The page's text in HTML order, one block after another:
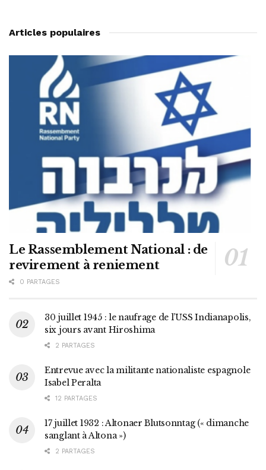
Articles populaires
Le Rassemblement National : de
revirement à reniement
0 PARTAGES
30 juillet 1945 : le naufrage de l’USS Indianapolis,
six jours avant Hiroshima
2 PARTAGES
Entrevue avec la militante nationaliste espagnole
Isabel Peralta
12 PARTAGES
17 juillet 1932 : Altonaer Blutsonntag (« dimanche
sanglant à Altona »)
2 PARTAGES